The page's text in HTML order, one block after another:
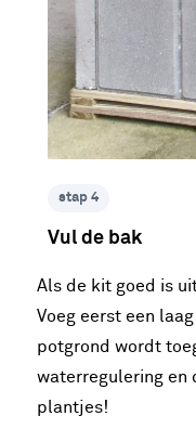
stap 4
Vul de bak
Als de kit goed is
Voeg eerst een
potgrond wordt
waterregulering en
plantjes!